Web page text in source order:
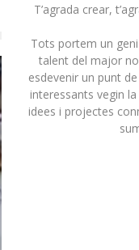
T’agrada crear,
Tots portem un
talent del major
esdevenir un punt
interessants vegin
idees i projectes